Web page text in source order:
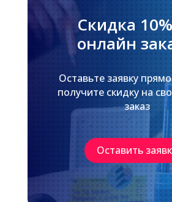
Скидка
онлайн
Оставьте заявку
получите скидку на
заказ
Оставить